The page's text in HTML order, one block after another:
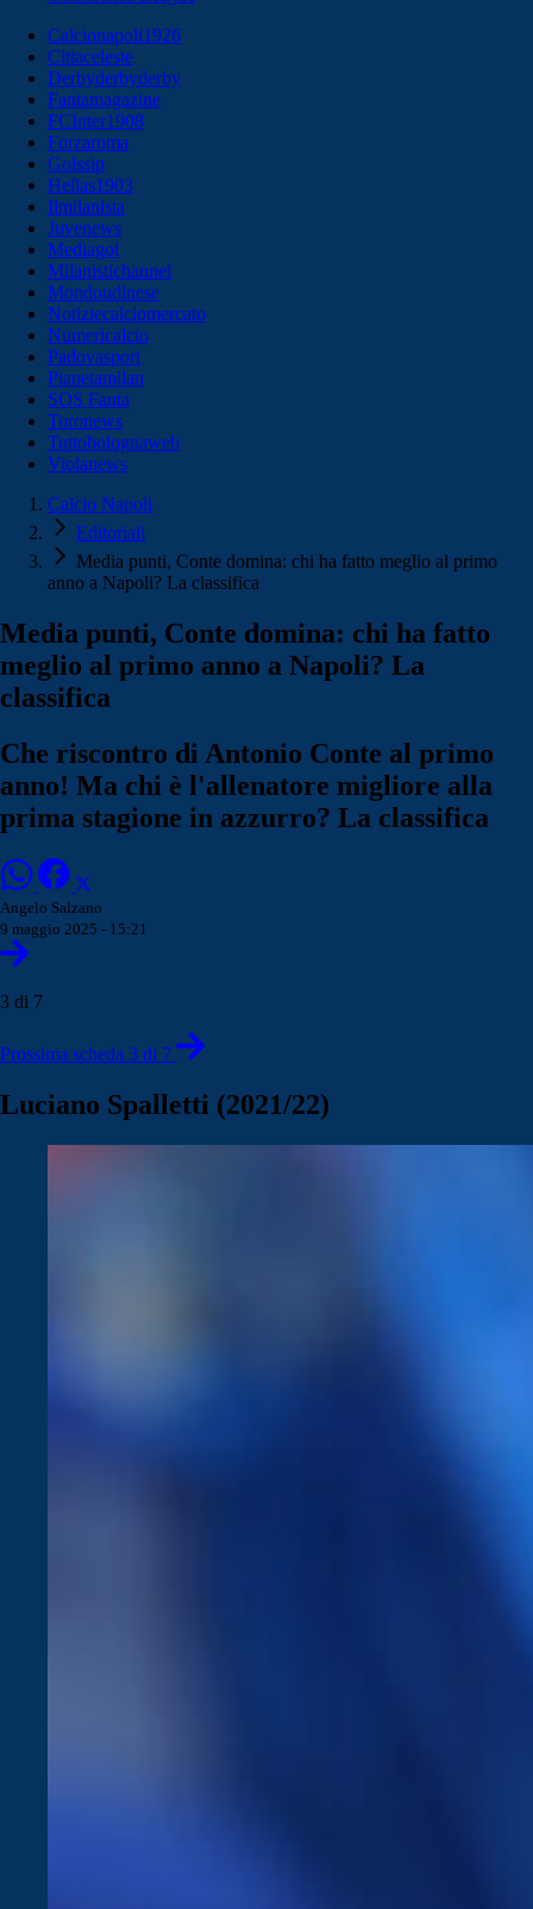
Calcionapoli1926
Cittaceleste
Derbyderbyderby
Fantamagazine
FCInter1908
Forzaroma
Golssip
Hellas1903
Ilmilanista
Juvenews
Mediagol
Milanistichannel
Mondoudinese
Notiziecalciomercato
Numericalcio
Padovasport
Pianetamilan
SOS Fanta
Toronews
Tuttobolognaweb
Violanews
Calcio Napoli
Editoriali
Media punti, Conte domina: chi ha fatto meglio al primo
anno a Napoli? La classifica
Media punti, Conte domina: chi ha fatto
meglio al primo anno a Napoli? La
classifica
Che riscontro di Antonio Conte al primo
anno! Ma chi è l'allenatore migliore alla
prima stagione in azzurro? La classifica
Angelo Salzano
9 maggio 2025 - 15:21
3 di 7
Prossima scheda 3 di 7
Luciano Spalletti (2021/22)